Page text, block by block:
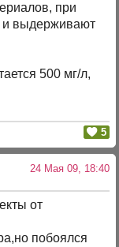
при
и выдерживают
500 мг/л,
5
24 Мая 09, 18:40
от
побоялся